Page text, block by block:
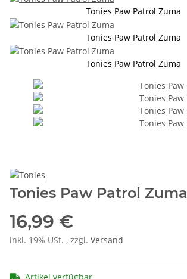
Tonies Paw Patrol Zuma
Tonies Paw Patrol Zuma
Tonies Paw Patrol Zuma
Tonies Paw Patrol Zuma
16,99 €
inkl. 19% USt. , zzgl. Versand
Artikel verfügbar